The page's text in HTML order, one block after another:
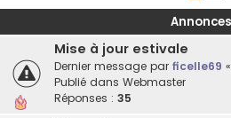
Annonces
Mise à jour estivale
Dernier message par ficelle69 «
Publié dans Webmaster
Réponses : 35